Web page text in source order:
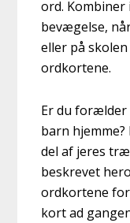
ord.
bevægelse,
eller på
ordkortene.
Er du forælder
barn
del af jeres
beskrevet
ordkortene
kort ad